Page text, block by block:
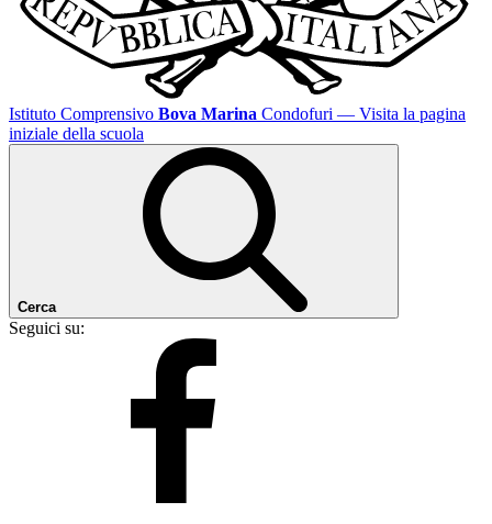
Istituto Comprensivo Bova Marina Condofuri — Visita la pagina
iniziale della scuola
Cerca
Seguici su: